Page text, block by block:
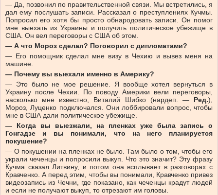
— Да, позвонил по правительственной связи. Мы встретились, я
дал ему послушать записи. Рассказал о преступлениях Кучмы.
Попросил его хотя бы просто обнародовать записи. Он помог
мне выехать из Украины и получить политическое убежище в
США. Он вел переговоры с США об этом.
— А что Мороз сделал? Поговорил с дипломатами?
— Его помощник сделал мне визу в Чехию и вывез меня на
машине.
— Почему вы выехали именно в Америку?
— Это было не мое решение. Я вообще хотел вернуться в
Украину после Чехии. По поводу Америки вели переговоры,
насколько мне известно, Виталий Шибко (нардеп. — Ред.),
Мороз, Луценко подключался. Они лоббировали вопрос, чтобы
мне в США дали политическое убежище.
— Когда вы выезжали, на пленках уже была запись о
Гонгадзе и вы понимали, что на него планируется
покушение?
— О покушении на пленках не было. Там было о том, чтобы его
украли чеченцы и попросили выкуп. Что это значит? Эту фразу
Кучма сказал Литвину, и потом она всплывает в разговорах с
Кравченко. А перед этим, чтобы вы понимали, Кравченко привез
видеозапись из Чечни, где показано, как чеченцы крадут людей
и если не получают выкуп, то отрезают им головы.